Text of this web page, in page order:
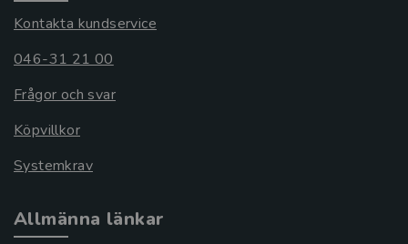
Kontakta kundservice
046-31 21 00
Frågor och svar
Köpvillkor
Systemkrav
Allmänna länkar